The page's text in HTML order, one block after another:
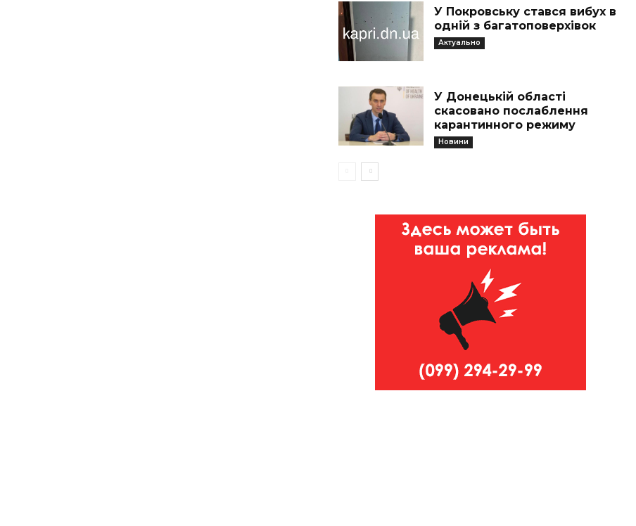
У Покровську стався вибух в
одній з багатоповерхівок
Актуально
У Донецькій області
скасовано послаблення
карантинного режиму
Новини